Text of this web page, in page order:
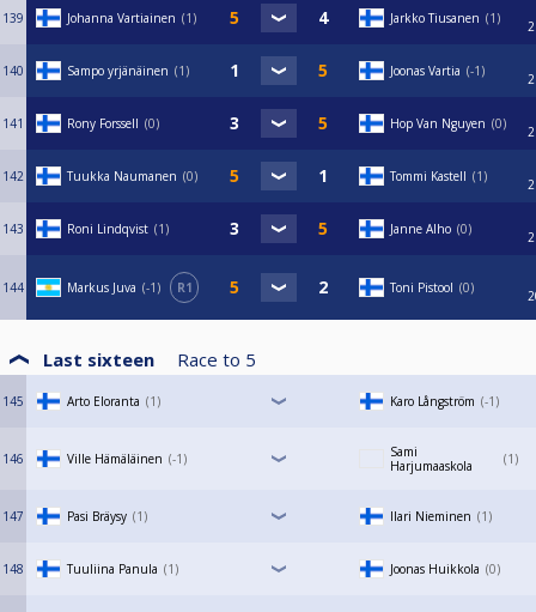
139 Johanna Vartiainen 1 Jarkko Tiusanen 1
140 Sampo yrjänäinen 1 Joonas Vartia -1
141 Rony Forssell 0 Hop Van Nguyen 0
142 Tuukka Naumanen 0 Tommi Kastell 1
143 Roni Lindqvist 1 Janne Alho 0
144 Markus Juva -1 R1 Toni Pistool 0
Last sixteen Race to 5
145 Arto Eloranta 1 Karo Långström -1
146 Ville Hämäläinen -1
Sami
Harjumaaskola
1
147 Pasi Bräysy 1 Ilari Nieminen 1
148 Tuuliina Panula 1 Joonas Huikkola 0